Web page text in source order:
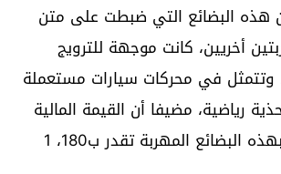
هذه البضائع التي ضبطت على متن
أخريين، كانت موجهة للترويج
وتتمثل في محركات سيارات مستعملة
رياضية، مضيفا أن القيمة المالية
للعربات المحملة بهذه البضائع المهربة تقدر ب180، 1